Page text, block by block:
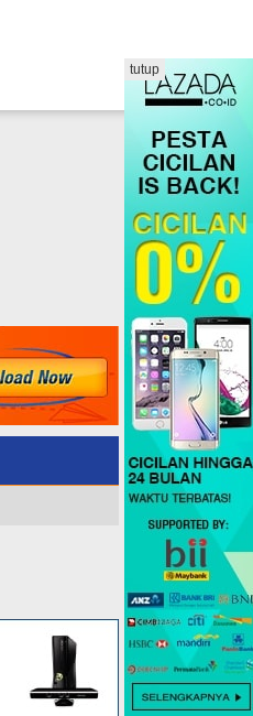
tutup